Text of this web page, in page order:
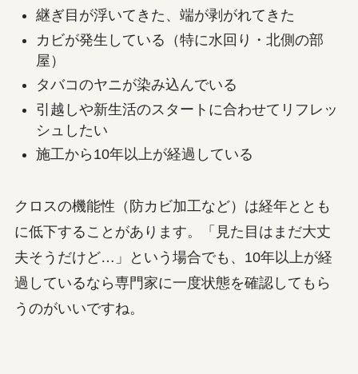
継ぎ目が浮いてきた、端が剥がれてきた
カビが発生している（特に水回り・北側の部
屋）
タバコのヤニが染み込んでいる
引越しや新生活のスタートに合わせてリフレッ
シュしたい
施工から10年以上が経過している
クロスの機能性（防カビ加工など）は経年ととも
に低下することがあります。「見た目はまだ大丈
夫そうだけど…」という場合でも、10年以上が経
過しているなら専門家に一度状態を確認してもら
うのがいいですね。